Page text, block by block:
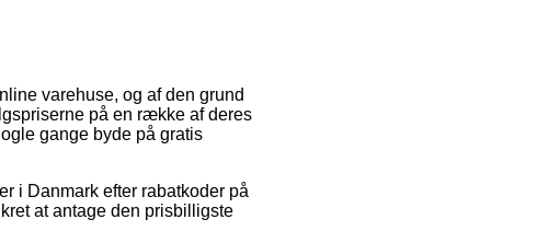
varehuse, og af den grund
på en række af deres
gange byde på gratis
i Danmark efter rabatkoder på
at antage den prisbilligste